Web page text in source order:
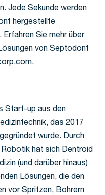
Jede Sekunde werden
hergestellte
Sie mehr über
von Septodont
Start-up aus den
das 2017
wurde. Durch
hat sich Dentroid
(und darüber hinaus)
Lösungen, die den
vor Spritzen, Bohrern